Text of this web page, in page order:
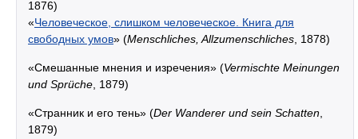
1876)
«Человеческое, слишком человеческое. Книга для
свободных умов» (Menschliches, Allzumenschliches, 1878)
«Смешанные мнения и изречения» (Vermischte Meinungen
und Sprüche, 1879)
«Странник и его тень» (Der Wanderer und sein Schatten,
1879)